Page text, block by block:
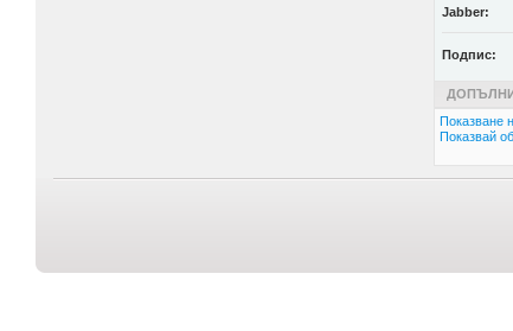
Jabber:
Подпис:
Показване
Показвай